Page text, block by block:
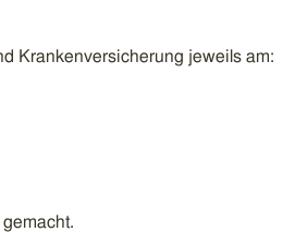
Krankenversicherung jeweils am: